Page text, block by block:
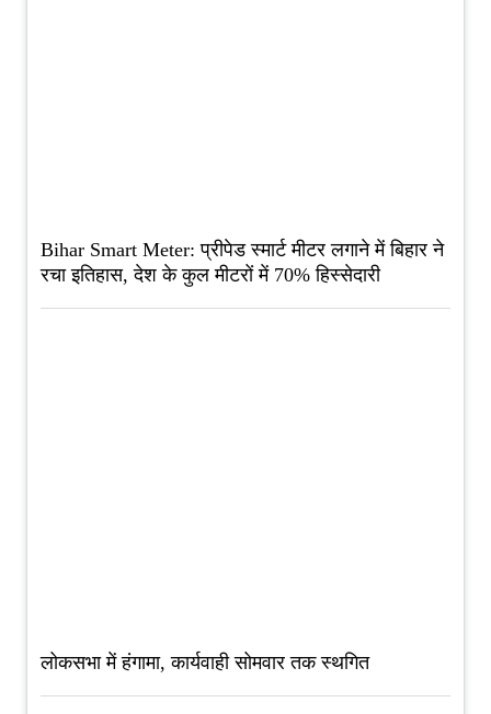
Bihar Smart Meter: प्रीपेड स्मार्ट मीटर लगाने में बिहार ने
रचा इतिहास, देश के कुल मीटरों में 70% हिस्सेदारी
लोकसभा में हंगामा, कार्यवाही सोमवार तक स्थगित